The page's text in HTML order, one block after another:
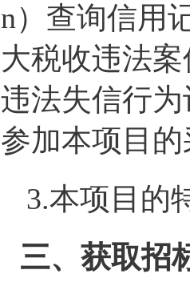
n）查询信用
大税收违法
违法失信行
参加本项目
3.本项目的
三、获取招